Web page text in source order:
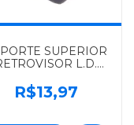
14140
SUPERIOR
L.D.
ALGOMAIS
790S/7110S/11130/
R$13,97